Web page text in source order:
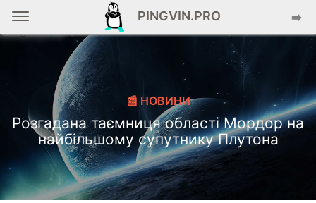
PINGVIN.PRO ➡️
📰 НОВИНИ
Розгадана таємниця області Мордор на
найбільшому супутнику Плутона